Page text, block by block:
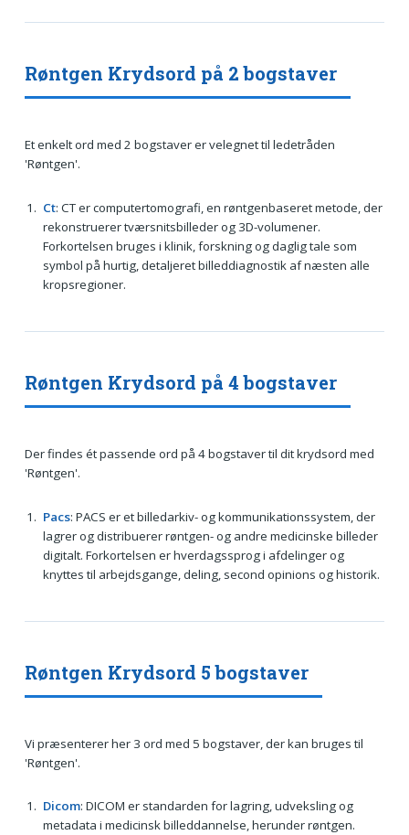
Røntgen Krydsord på 2 bogstaver
Et enkelt ord med 2 bogstaver er velegnet til ledetråden
'Røntgen'.
Ct: CT er computer­tomografi, en røntgenbaseret metode, der
rekonstruerer tværsnitsbilleder og 3D-volumener.
Forkortelsen bruges i klinik, forskning og daglig tale som
symbol på hurtig, detaljeret billeddiagnostik af næsten alle
kropsregioner.
Røntgen Krydsord på 4 bogstaver
Der findes ét passende ord på 4 bogstaver til dit krydsord med
'Røntgen'.
Pacs: PACS er et billedarkiv- og kommunikationssystem, der
lagrer og distribuerer røntgen- og andre medicinske billeder
digitalt. Forkortelsen er hverdagssprog i afdelinger og
knyttes til arbejdsgange, deling, second opinions og historik.
Røntgen Krydsord 5 bogstaver
Vi præsenterer her 3 ord med 5 bogstaver, der kan bruges til
'Røntgen'.
Dicom: DICOM er standarden for lagring, udveksling og
metadata i medicinsk billeddannelse, herunder røntgen.